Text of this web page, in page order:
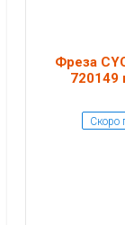
Фреза
720149
Скоро